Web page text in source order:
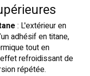
: L'extérieur en
adhésif en titane,
tout en
refroidissant de
répétée.